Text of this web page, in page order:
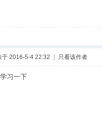
于 2016-5-4 22:32 只看该作者
习一下